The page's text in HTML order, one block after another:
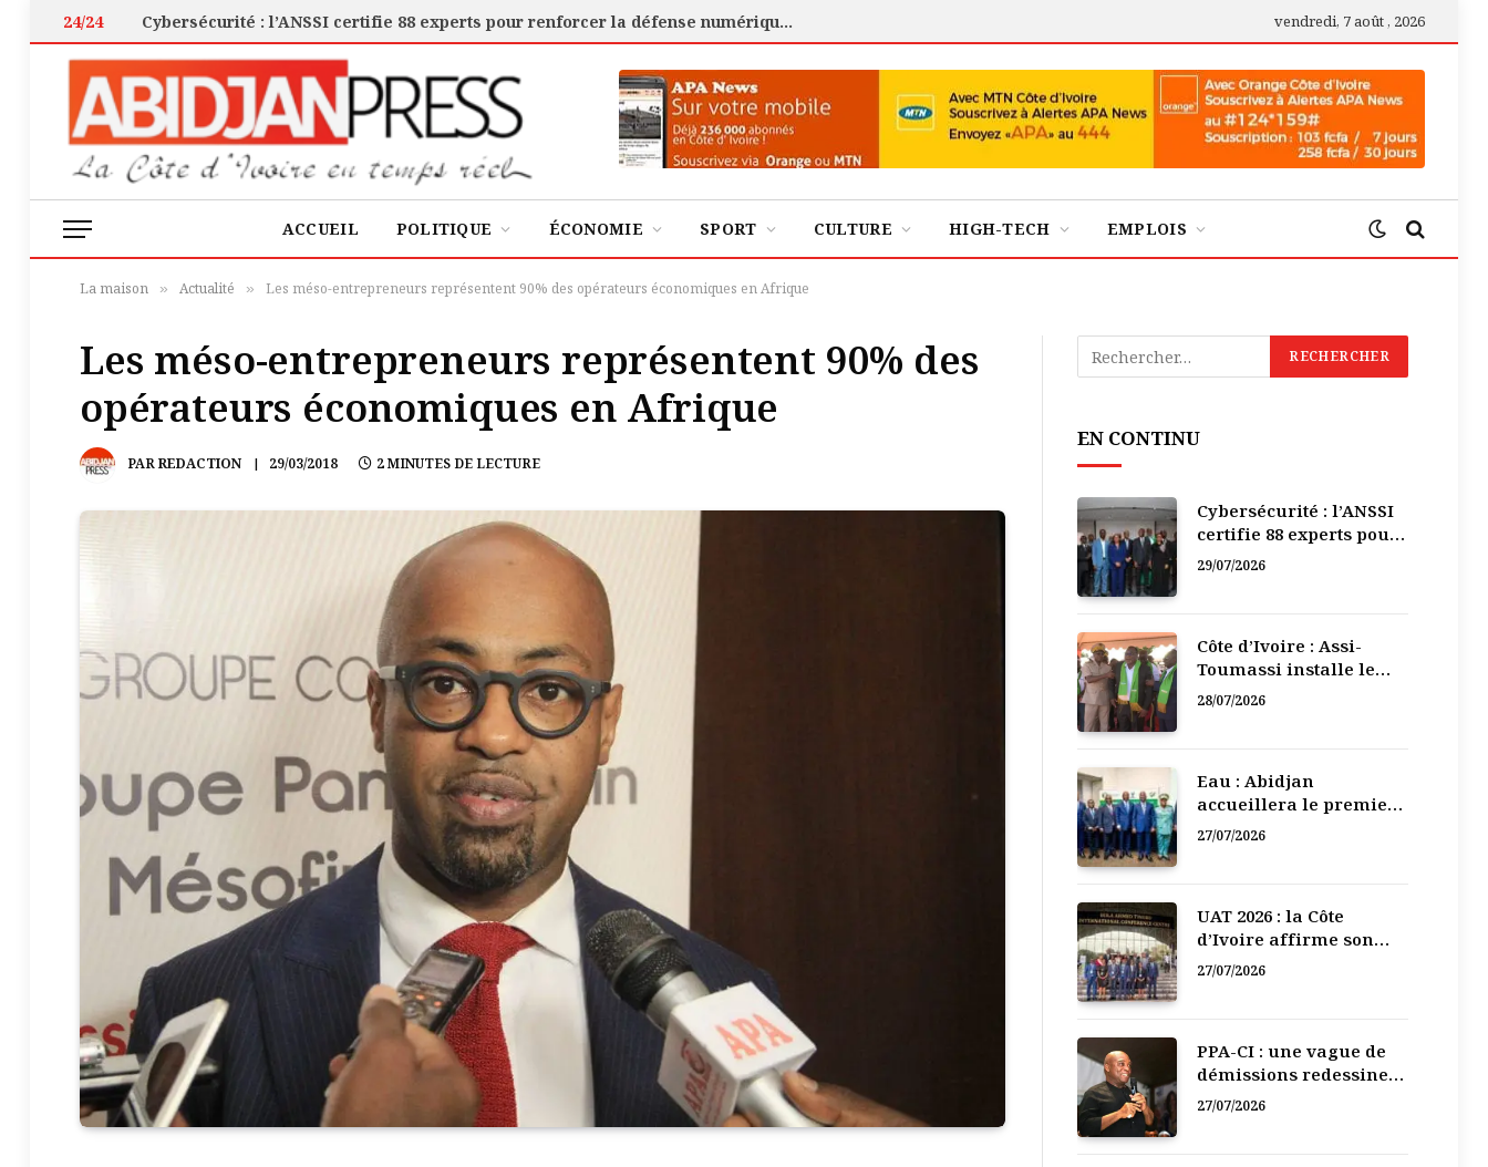
24/24 Cybersécurité : l’ANSSI certifie 88 experts pour renforcer la défense numérique de la Côte d’Ivoire vendredi, 7 août , 2026
ACCUEIL POLITIQUE ÉCONOMIE SPORT CULTURE HIGH-TECH EMPLOIS
La maison » Actualité » Les méso-entrepreneurs représentent 90% des opérateurs économiques en Afrique
Les méso-entrepreneurs représentent 90% des
opérateurs économiques en Afrique
PARREDACTION 29/03/2018 2 MINUTES DE LECTURE
EN CONTINU
Cybersécurité : l’ANSSI
certifie 88 experts pour
renforcer la défense
29/07/2026
Côte d’Ivoire : Assi-
Toumassi installe le
bureau exécutif de sa
28/07/2026
Eau : Abidjan
accueillera le premier
Forum régional de
27/07/2026
UAT 2026 : la Côte
d’Ivoire affirme son
leadership numérique
27/07/2026
PPA-CI : une vague de
démissions redessine
la recomposition
27/07/2026